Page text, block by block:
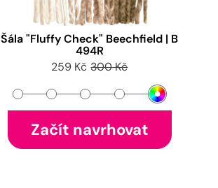
Šála "Fluffy Check" Beechfield | B
494R
259 Kč 300 Kč
Začít navrhovat